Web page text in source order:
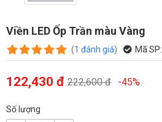
Viền LED Ốp Trần màu Vàng
(1 đánh giá) Mã SP:
122,430 đ 222,600 đ -45%
Số lượng